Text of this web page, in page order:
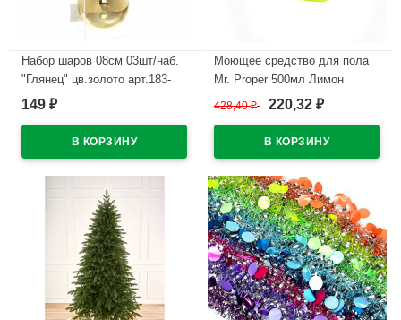
Набор шаров 08см 03шт/наб.
"Глянец" цв.золото арт.183-
920
149 ₽
Моющее средство для пола
Mr. Proper 500мл Лимон
В наличии
428,40₽ 220,32 ₽